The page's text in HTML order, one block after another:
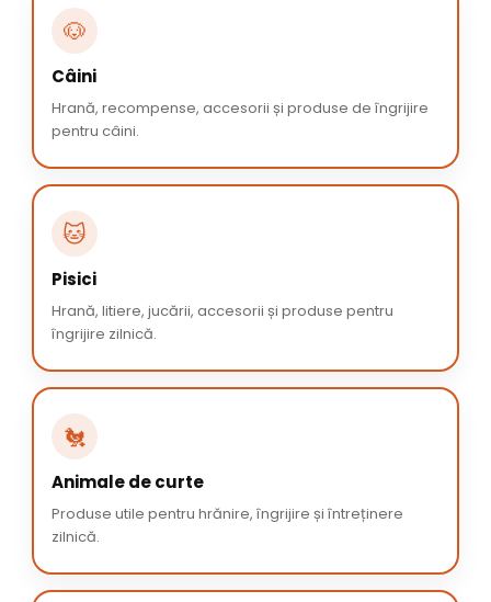
🐶
Câini
Hrană, recompense, accesorii și produse de îngrijire
pentru câini.
🐱
Pisici
Hrană, litiere, jucării, accesorii și produse pentru
îngrijire zilnică.
🐔
Animale de curte
Produse utile pentru hrănire, îngrijire și întreținere
zilnică.